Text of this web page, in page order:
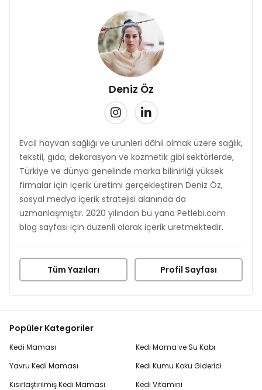
Deniz Öz
Evcil hayvan sağlığı ve ürünleri dâhil olmak üzere sağlık,
tekstil, gıda, dekorasyon ve kozmetik gibi sektörlerde,
Türkiye ve dünya genelinde marka bilinirliği yüksek
firmalar için içerik üretimi gerçekleştiren Deniz Öz,
sosyal medya içerik stratejisi alanında da
uzmanlaşmıştır. 2020 yılından bu yana Petlebi.com
blog sayfası için düzenli olarak içerik üretmektedir.
Tüm Yazıları Profil Sayfası
Popüler Kategoriler
Kedi Maması
Yavru Kedi Maması
Kısırlaştırılmış Kedi Maması
Kedi Mama ve Su Kabı
Kedi Kumu Koku Giderici
Kedi Vitamini